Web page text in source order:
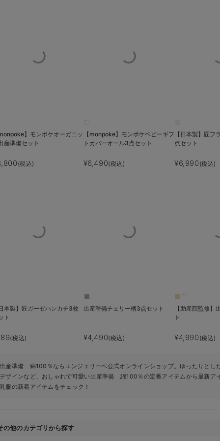
monpoke】モンポケオーガニッ
産準備セット
(税込)
【monpoke】モンポケベビーギフ
トカバーオール3点セット
¥6,490(税込)
【日本製】匠フ
点セット
¥6,990 (税込)
日本製】匠ガーゼハンカチ3枚
ト
(税込)
出産準備チェリー柄3点セット
¥4,490(税込)
【助産院監修】
ト
¥4,990 (税込)
出産準備 綿100％ならエンジェリーベ公式オンラインショップ。ゆったりとし
デザインなど、おしゃれで可愛い出産準備 綿100％の定番アイテムから最新ア
乳服の新着アイテムをチェック！
の他のカテゴリから探す